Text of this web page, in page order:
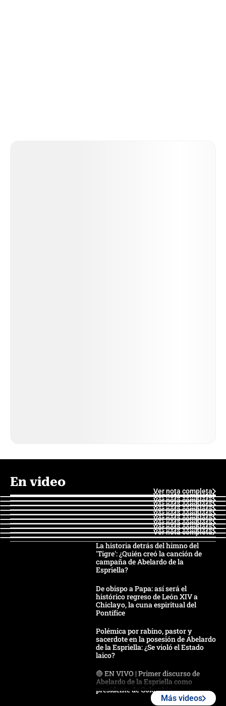
En video
Ver nota completa
Ver nota completa
Ver nota completa
Ver nota completa
Ver nota completa
Ver nota completa
Ver nota completa
Ver nota completa
Ver nota completa
Ver nota completa
La historia detrás del himno del
'Tigre': ¿Quién creó la canción de
campaña de Abelardo de la
Espriella?
De obispo a Papa: así será el
histórico regreso de León XIV a
Chiclayo, la cuna espiritual del
Pontífice
Polémica por rabino, pastor y
sacerdote en la posesión de Abelardo
de la Espriella: ¿Se violó el Estado
laico?
🔴 EN VIVO | Primer discurso de
Abelardo de la Espriella como
presidente de Colombia
Más videos